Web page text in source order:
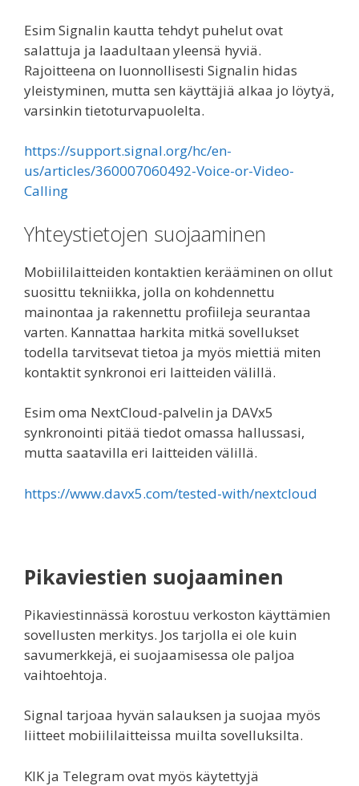
Esim Signalin kautta tehdyt puhelut ovat
salattuja ja laadultaan yleensä hyviä.
Rajoitteena on luonnollisesti Signalin hidas
yleistyminen, mutta sen käyttäjiä alkaa jo löytyä,
varsinkin tietoturvapuolelta.
https://support.signal.org/hc/en-
us/articles/360007060492-Voice-or-Video-
Calling
Yhteystietojen suojaaminen
Mobiililaitteiden kontaktien kerääminen on ollut
suosittu tekniikka, jolla on kohdennettu
mainontaa ja rakennettu profiileja seurantaa
varten. Kannattaa harkita mitkä sovellukset
todella tarvitsevat tietoa ja myös miettiä miten
kontaktit synkronoi eri laitteiden välillä.
Esim oma NextCloud-palvelin ja DAVx5
synkronointi pitää tiedot omassa hallussasi,
mutta saatavilla eri laitteiden välillä.
https://www.davx5.com/tested-with/nextcloud
Pikaviestien suojaaminen
Pikaviestinnässä korostuu verkoston käyttämien
sovellusten merkitys. Jos tarjolla ei ole kuin
savumerkkejä, ei suojaamisessa ole paljoa
vaihtoehtoja.
Signal tarjoaa hyvän salauksen ja suojaa myös
liitteet mobiililaitteissa muilta sovelluksilta.
KIK ja Telegram ovat myös käytettyjä